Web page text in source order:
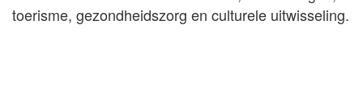
toerisme, gezondheidszorg en culturele uitwisseling.